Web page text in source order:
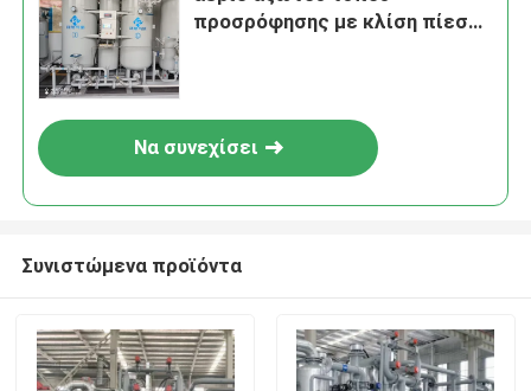
προσρόφησης με κλίση πίεσης
Να συνεχίσει
Συνιστώμενα προϊόντα